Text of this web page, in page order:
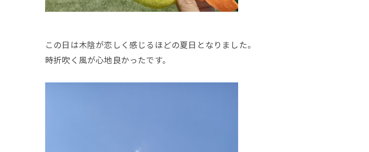
この日は木陰が恋しく感じるほどの夏日となりました。
時折吹く風が心地良かったです。